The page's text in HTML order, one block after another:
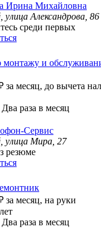
Ирина Михайловна
Александрова, 86
среди первых
монтажу и
за месяц, до вычета
раза в месяц
Сервис
улица Мира, 27
резюме
за месяц, на руки
раза в месяц